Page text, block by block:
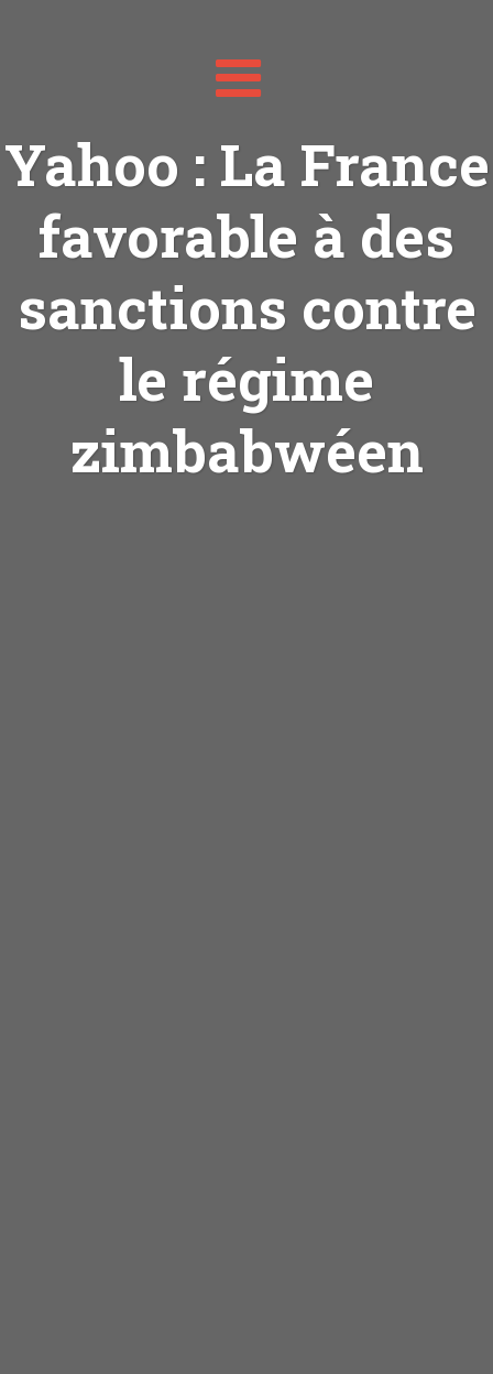
Toggle
navigation
Yahoo : La France
favorable à des
sanctions contre
le régime
zimbabwéen